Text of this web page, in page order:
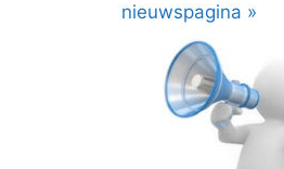
nieuwspagina »